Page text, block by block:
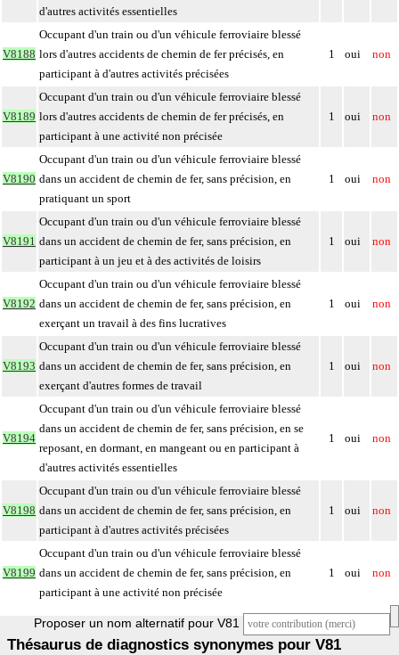
d'autres activités essentielles
V8188
Occupant d'un train ou d'un véhicule ferroviaire blessé
lors d'autres accidents de chemin de fer précisés, en
participant à d'autres activités précisées
1 oui non
V8189
Occupant d'un train ou d'un véhicule ferroviaire blessé
lors d'autres accidents de chemin de fer précisés, en
participant à une activité non précisée
1 oui non
V8190
Occupant d'un train ou d'un véhicule ferroviaire blessé
dans un accident de chemin de fer, sans précision, en
pratiquant un sport
1 oui non
V8191
Occupant d'un train ou d'un véhicule ferroviaire blessé
dans un accident de chemin de fer, sans précision, en
participant à un jeu et à des activités de loisirs
1 oui non
V8192
Occupant d'un train ou d'un véhicule ferroviaire blessé
dans un accident de chemin de fer, sans précision, en
exerçant un travail à des fins lucratives
1 oui non
V8193
Occupant d'un train ou d'un véhicule ferroviaire blessé
dans un accident de chemin de fer, sans précision, en
exerçant d'autres formes de travail
1 oui non
V8194
Occupant d'un train ou d'un véhicule ferroviaire blessé
dans un accident de chemin de fer, sans précision, en se
reposant, en dormant, en mangeant ou en participant à
d'autres activités essentielles
1 oui non
V8198
Occupant d'un train ou d'un véhicule ferroviaire blessé
dans un accident de chemin de fer, sans précision, en
participant à d'autres activités précisées
1 oui non
V8199
Occupant d'un train ou d'un véhicule ferroviaire blessé
dans un accident de chemin de fer, sans précision, en
participant à une activité non précisée
1 oui non
Proposer un nom alternatif pour V81
Thésaurus de diagnostics synonymes pour V81